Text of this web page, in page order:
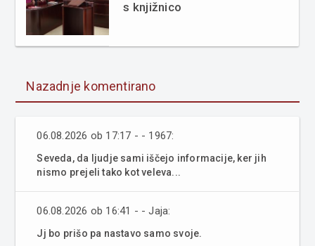
s knjižnico
Nazadnje komentirano
06.08.2026 ob 17:17 - - 1967:
Seveda, da ljudje sami iščejo informacije, ker jih
nismo prejeli tako kot veleva...
06.08.2026 ob 16:41 - - Jaja:
Jj bo prišo pa nastavo samo svoje.